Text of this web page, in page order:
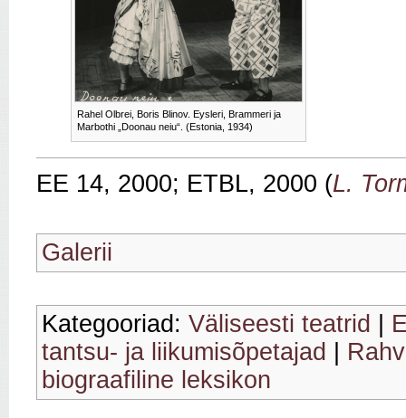
Rahel Olbrei, Boris Blinov. Eysleri, Brammeri ja
Marbothi „Doonau neiu“. (Estonia, 1934)
EE 14, 2000; ETBL, 2000 (L.
Galerii
Kategooriad: Väliseesti teatrid
tantsu- ja liikumisõpetajad
biograafiline leksikon